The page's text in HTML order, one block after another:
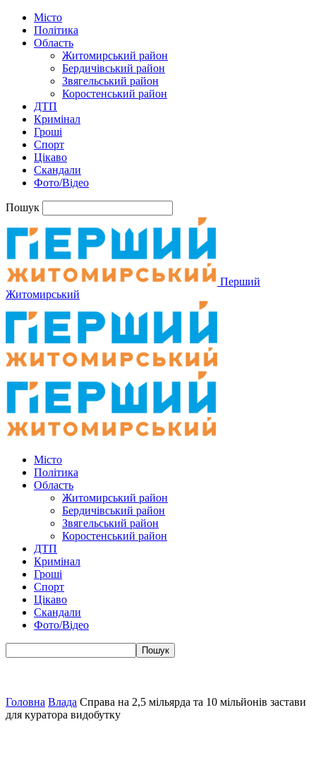
Місто
Політика
Область
Житомирський район
Бердичівський район
Звягельський район
Коростенський район
ДТП
Кримінал
Гроші
Спорт
Цікаво
Скандали
Фото/Відео
Пошук
Перший
Житомирський
Місто
Політика
Область
Житомирський район
Бердичівський район
Звягельський район
Коростенський район
ДТП
Кримінал
Гроші
Спорт
Цікаво
Скандали
Фото/Відео
Головна Влада Справа на 2,5 мільярда та 10 мільйонів застави
для куратора видобутку